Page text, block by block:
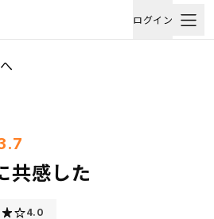
ログイン
共感した
4.0